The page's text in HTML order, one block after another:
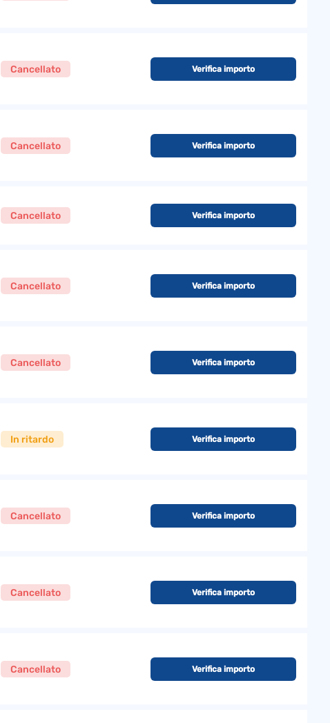
Cancellato
Verifica importo
Cancellato
Verifica importo
Cancellato
Verifica importo
Cancellato
Verifica importo
Cancellato
Verifica importo
In ritardo
Verifica importo
Cancellato
Verifica importo
Cancellato
Verifica importo
Cancellato
Verifica importo